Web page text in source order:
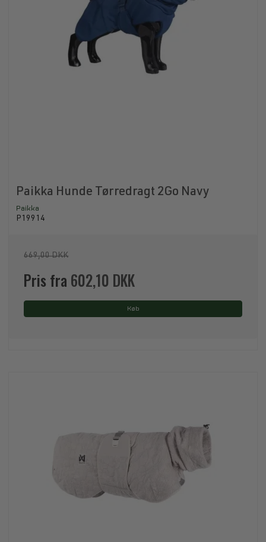
Paikka Hunde Tørredragt 2Go Navy
Paikka
P19914
669,00 DKK
Pris fra 602,10 DKK
Køb